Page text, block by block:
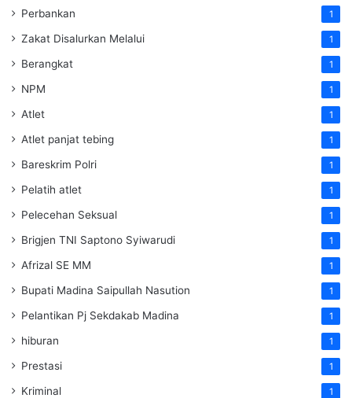
Perbankan 1
Zakat Disalurkan Melalui 1
Berangkat 1
NPM 1
Atlet 1
Atlet panjat tebing 1
Bareskrim Polri 1
Pelatih atlet 1
Pelecehan Seksual 1
Brigjen TNI Saptono Syiwarudi 1
Afrizal SE MM 1
Bupati Madina Saipullah Nasution 1
Pelantikan Pj Sekdakab Madina 1
hiburan 1
Prestasi 1
Kriminal 1